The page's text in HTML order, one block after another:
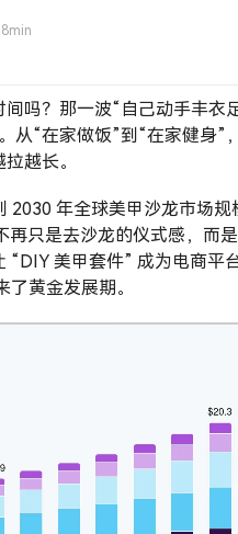
吗？那一波“自己动手丰衣
“在家做饭”到“在家健身”，
越长。
2030 年全球美甲沙龙市场规
再只是去沙龙的仪式感，而是
“DIY 美甲套件” 成为电商平
黄金发展期。